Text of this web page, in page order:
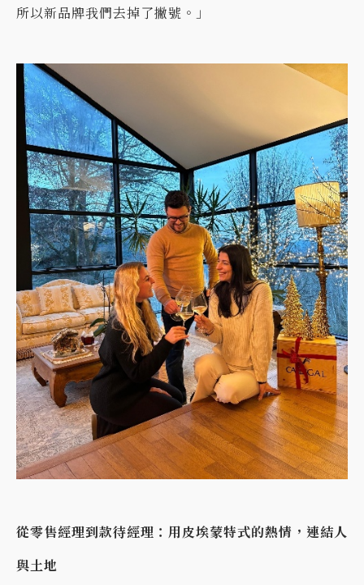
所以新品牌我們去掉了撇號。」
從零售經理到款待經理：用皮埃蒙特式的熱情，連結人
與土地